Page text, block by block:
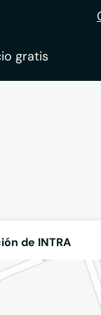
gratis
de INTRA